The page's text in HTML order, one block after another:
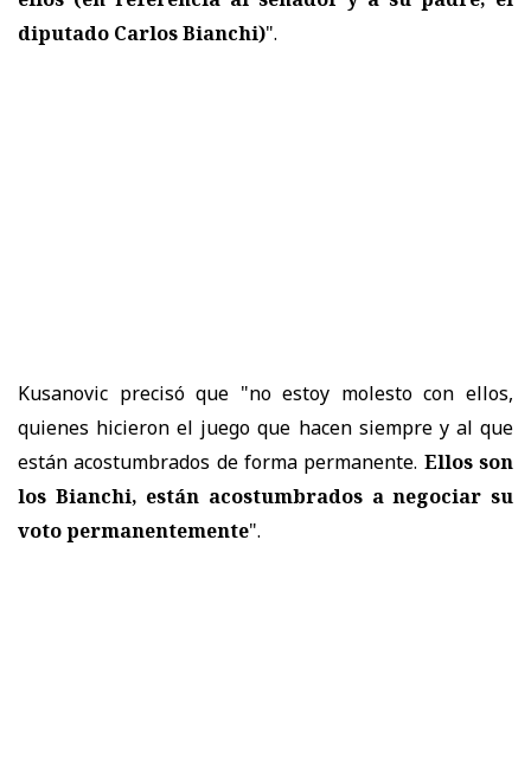
diputado Carlos Bianchi)".
Kusanovic precisó que "no estoy molesto con ellos,
quienes hicieron el juego que hacen siempre y al que
están acostumbrados de forma permanente. Ellos son
los Bianchi, están acostumbrados a negociar su
voto permanentemente".